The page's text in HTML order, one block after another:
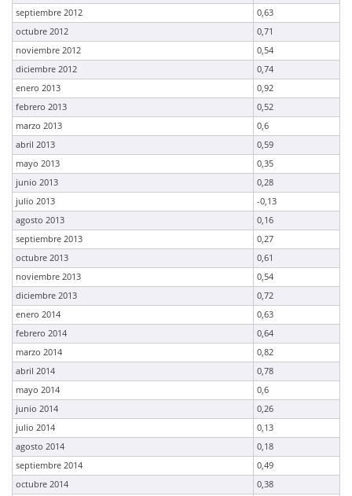
septiembre 2012
0,63
octubre 2012
0,71
noviembre 2012
0,54
diciembre 2012
0,74
enero 2013
0,92
febrero 2013
0,52
marzo 2013
0,6
abril 2013
0,59
mayo 2013
0,35
junio 2013
0,28
julio 2013
-0,13
agosto 2013
0,16
septiembre 2013
0,27
octubre 2013
0,61
noviembre 2013
0,54
diciembre 2013
0,72
enero 2014
0,63
febrero 2014
0,64
marzo 2014
0,82
abril 2014
0,78
mayo 2014
0,6
junio 2014
0,26
julio 2014
0,13
agosto 2014
0,18
septiembre 2014
0,49
octubre 2014
0,38